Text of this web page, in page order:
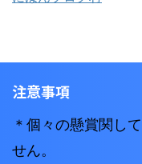
注意事項
＊個々の懸賞関し
せん。